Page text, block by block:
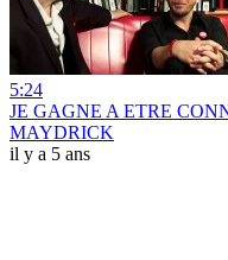
5:24
JE GAGNE A ETRE
MAYDRICK
il y a 5 ans